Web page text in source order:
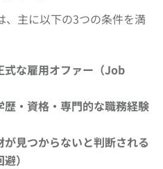
主に以下の3つの条件を満
式な雇用オファー（Job
・資格・専門的な職務経験
見つからないと判断される
）